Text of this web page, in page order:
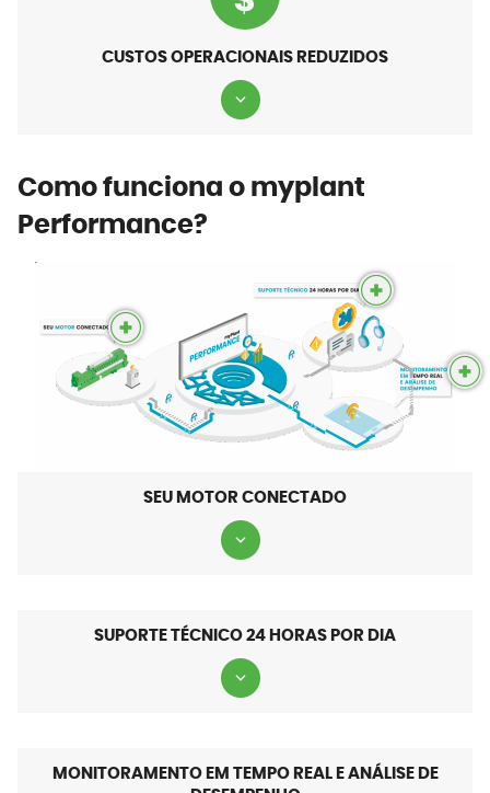
CUSTOS OPERACIONAIS REDUZIDOS
Como funciona o myplant
Performance?
SEU MOTOR CONECTADO
SUPORTE TÉCNICO 24 HORAS POR DIA
MONITORAMENTO EM TEMPO REAL E ANÁLISE DE